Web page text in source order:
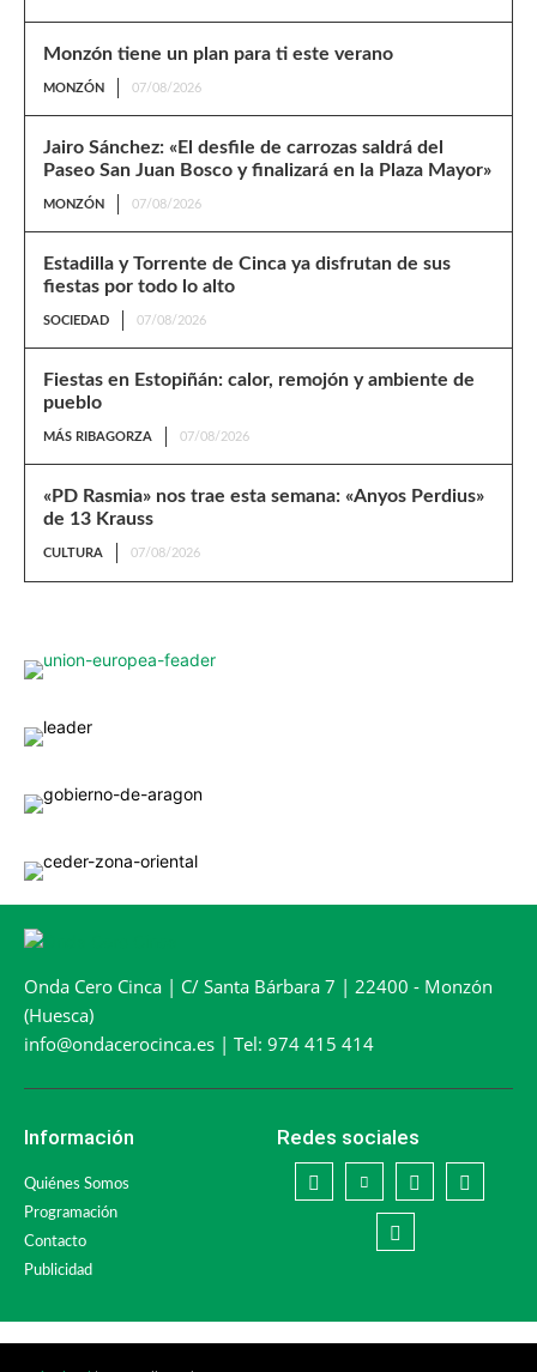
Monzón tiene un plan para ti este verano
MONZÓN 07/08/2026
Jairo Sánchez: «El desfile de carrozas saldrá del
Paseo San Juan Bosco y finalizará en la Plaza Mayor»
MONZÓN 07/08/2026
Estadilla y Torrente de Cinca ya disfrutan de sus
fiestas por todo lo alto
SOCIEDAD 07/08/2026
Fiestas en Estopiñán: calor, remojón y ambiente de
pueblo
MÁS RIBAGORZA 07/08/2026
«PD Rasmia» nos trae esta semana: «Anyos Perdius»
de 13 Krauss
CULTURA 07/08/2026
Onda Cero Cinca | C/ Santa Bárbara 7 | 22400 - Monzón
(Huesca)
info@ondacerocinca.es | Tel: 974 415 414
Información
Quiénes Somos
Programación
Contacto
Publicidad
Redes sociales